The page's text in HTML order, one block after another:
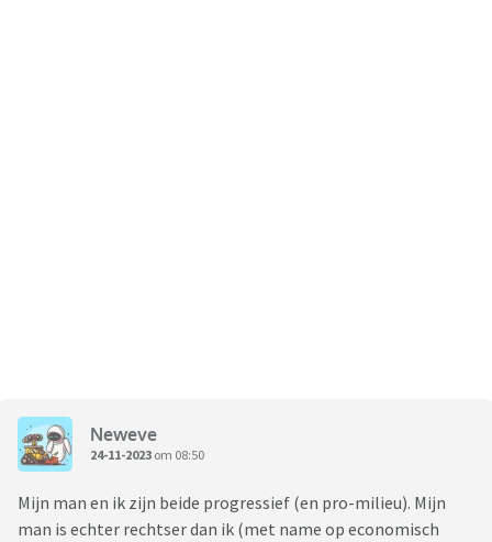
Neweve
24-11-2023 om 08:50
Mijn man en ik zijn beide progressief (en pro-milieu). Mijn
man is echter rechtser dan ik (met name op economisch